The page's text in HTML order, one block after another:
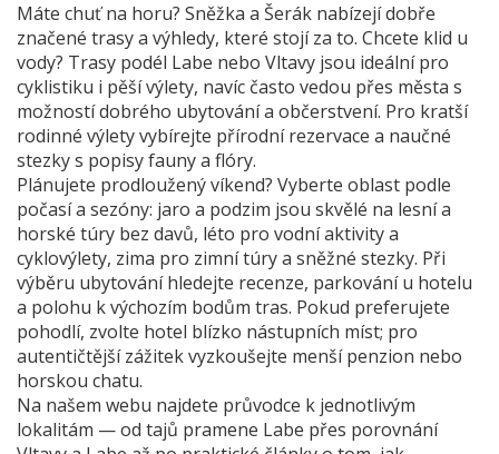
Máte chuť na horu? Sněžka a Šerák nabízejí dobře
značené trasy a výhledy, které stojí za to. Chcete klid u
vody? Trasy podél Labe nebo Vltavy jsou ideální pro
cyklistiku i pěší výlety, navíc často vedou přes města s
možností dobrého ubytování a občerstvení. Pro kratší
rodinné výlety vybírejte přírodní rezervace a naučné
stezky s popisy fauny a flóry.
Plánujete prodloužený víkend? Vyberte oblast podle
počasí a sezóny: jaro a podzim jsou skvělé na lesní a
horské túry bez davů, léto pro vodní aktivity a
cyklovýlety, zima pro zimní túry a sněžné stezky. Při
výběru ubytování hledejte recenze, parkování u hotelu
a polohu k výchozím bodům tras. Pokud preferujete
pohodlí, zvolte hotel blízko nástupních míst; pro
autentičtější zážitek vyzkoušejte menší penzion nebo
horskou chatu.
Na našem webu najdete průvodce k jednotlivým
lokalitám — od tajů pramene Labe přes porovnání